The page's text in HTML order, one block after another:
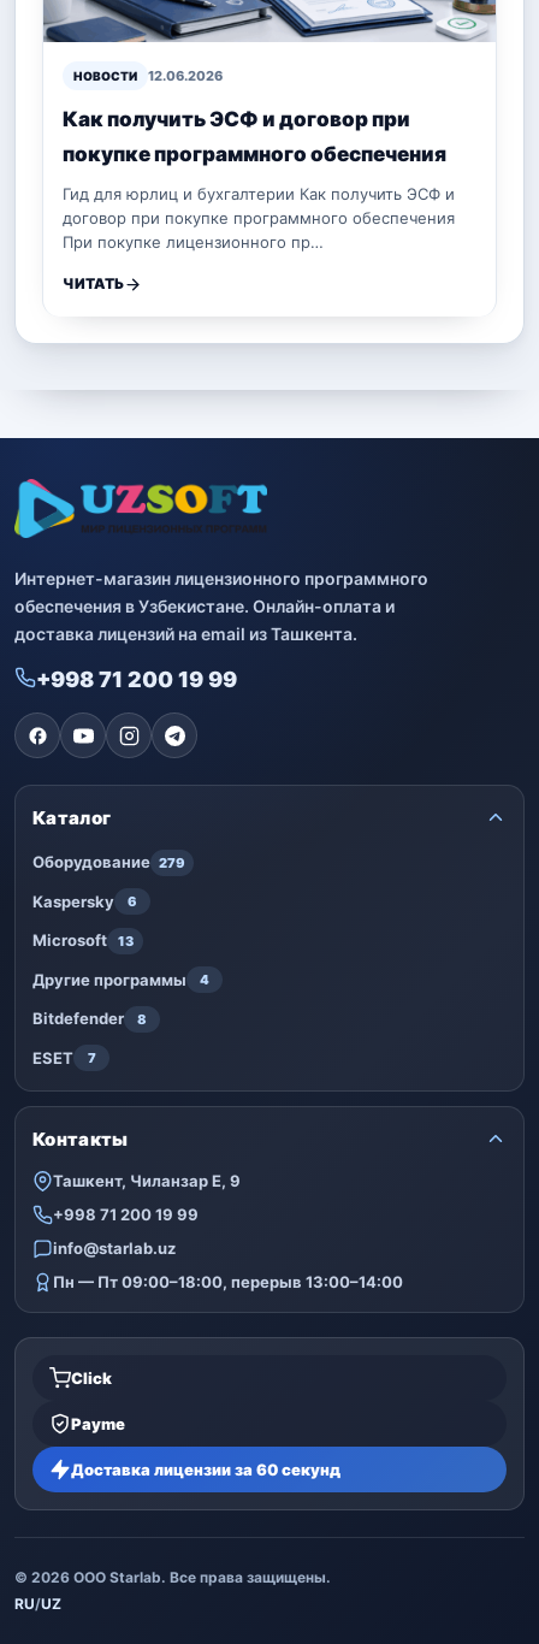
НОВОСТИ 12.06.2026
Как получить ЭСФ и договор при
покупке программного обеспечения
Гид для юрлиц и бухгалтерии Как получить ЭСФ и
договор при покупке программного обеспечения
При покупке лицензионного пр…
ЧИТАТЬ
Интернет-магазин лицензионного программного
обеспечения в Узбекистане. Онлайн-оплата и
доставка лицензий на email из Ташкента.
+998 71 200 19 99
Каталог
Оборудование 279
Kaspersky 6
Microsoft 13
Другие программы 4
Bitdefender 8
ESET 7
Контакты
Ташкент, Чиланзар Е, 9
+998 71 200 19 99
info@starlab.uz
Пн — Пт 09:00–18:00, перерыв 13:00–14:00
Click
Payme
Доставка лицензии за 60 секунд
© 2026 ООО Starlab. Все права защищены.
RU/UZ